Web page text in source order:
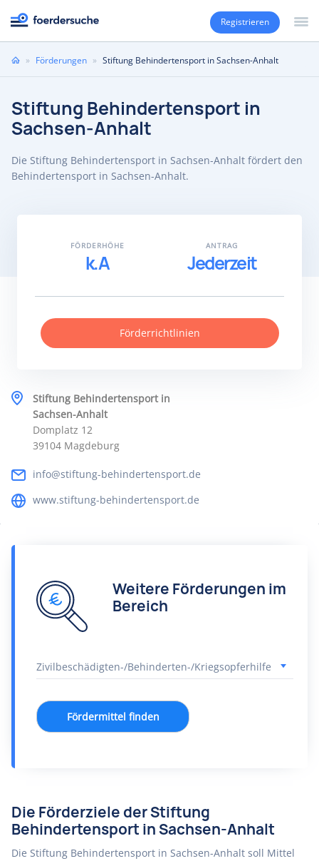
Registrieren
Sie» Förderungen » Stiftung Behindertensport in Sachsen-Anhalt
Stiftung Behindertensport in
Sachsen-Anhalt
Die Stiftung Behindertensport in Sachsen-Anhalt fördert den
Behindertensport in Sachsen-Anhalt.
Stiftung Behindertensport in
Sachsen-Anhalt
Domplatz 12
39104 Magdeburg
info@stiftung-behindertensport.de
www.stiftung-behindertensport.de
FÖRDERHÖHE
k.A
ANTRAG
Jederzeit
Förderrichtlinien
Weitere Förderungen im
Bereich
Fördermittel finden
Die Förderziele der Stiftung
Behindertensport in Sachsen-Anhalt
Die Stiftung Behindertensport in Sachsen-Anhalt soll Mittel